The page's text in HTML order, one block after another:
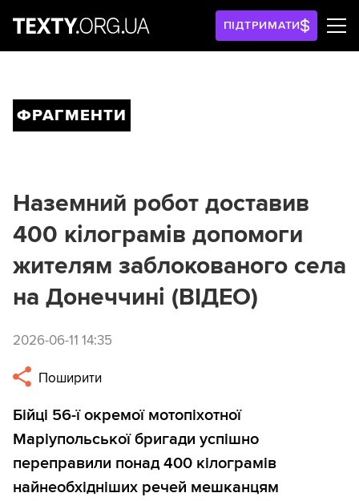
ПІДТРИМАТИ
ФРАГМЕНТИ
Наземний робот доставив
400 кілограмів допомоги
жителям заблокованого села
на Донеччині (ВІДЕО)
2026-06-11 14:35
Поширити
Бійці 56-ї окремої мотопіхотної
Маріупольської бригади успішно
переправили понад 400 кілограмів
найнеобхідніших речей мешканцям